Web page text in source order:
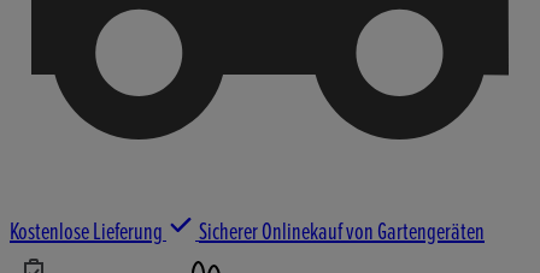
Kostenlose Lieferung
Sicherer Onlinekauf von Gartengeräten